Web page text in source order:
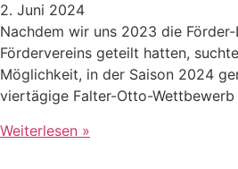
2. Juni 2024
Nachdem wir uns 2023 die
Fördervereins geteilt hatten,
Möglichkeit, in der Saison 2024
viertägige Falter-Otto-Wettbewerb
Weiterlesen »